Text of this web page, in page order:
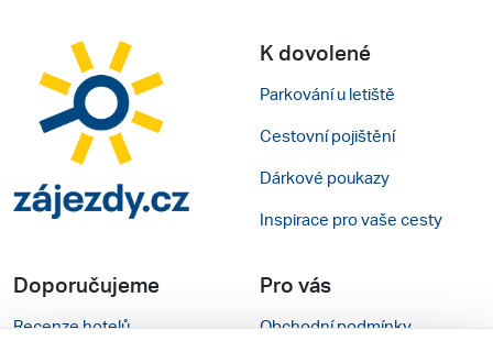
K dovolené
Parkování u letiště
Cestovní pojištění
Dárkové poukazy
Inspirace pro vaše cesty
Doporučujeme
Recenze hotelů
Pro vás
Obchodní podmínky